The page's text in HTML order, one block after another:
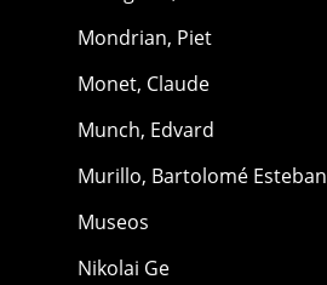
Mondrian, Piet
Monet, Claude
Munch, Edvard
Murillo, Bartolomé Esteban
Museos
Nikolai Ge